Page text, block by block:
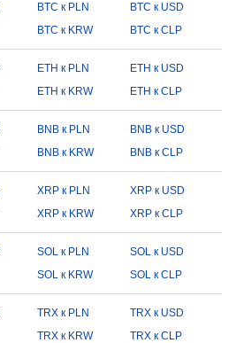
BTC к PLN
BTC к USD
BTC к KRW BTC к CLP
ETH к PLN
ETH к USD
ETH к KRW ETH к CLP
BNB к PLN
BNB к USD
BNB к KRW BNB к CLP
XRP к PLN
XRP к USD
XRP к KRW XRP к CLP
SOL к PLN
SOL к USD
SOL к KRW SOL к CLP
TRX к PLN
TRX к USD
TRX к KRW TRX к CLP